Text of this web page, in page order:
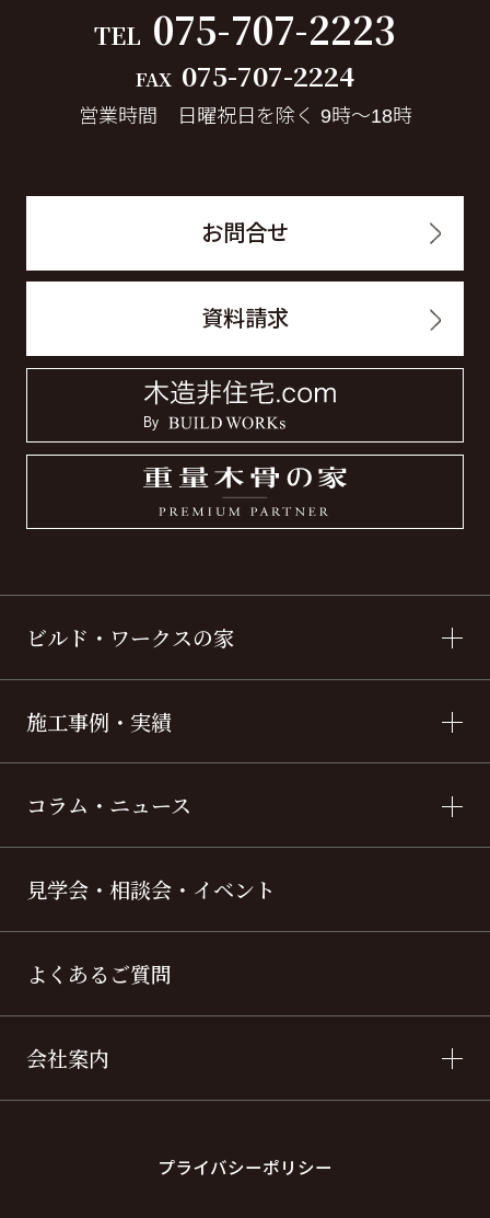
TEL 075-707-2223
FAX 075-707-2224
営業時間 日曜祝日を除く 9時～18時
お問合せ
資料請求
ビルド・ワークスの家
施工事例・実績
コラム・ニュース
見学会・相談会・イベント
よくあるご質問
会社案内
プライバシーポリシー